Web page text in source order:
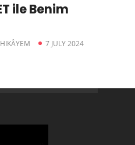
ile Benim
7 JULY 2024